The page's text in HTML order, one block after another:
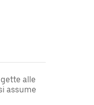
alle
assume